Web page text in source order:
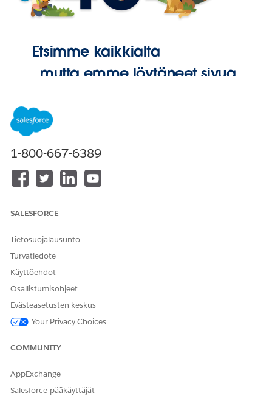
Etsimme kaikkialta
, mutta emme löytäneet sivua.
1-800-667-6389
SALESFORCE
Tietosuojalausunto
Turvatiedote
Käyttöehdot
Osallistumisohjeet
Evästeasetusten keskus
Your Privacy Choices
COMMUNITY
AppExchange
Salesforce-pääkäyttäjät